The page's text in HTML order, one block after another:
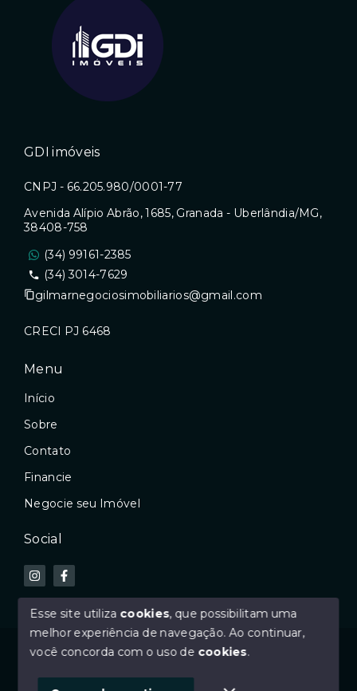
GDI imóveis
CNPJ - 66.205.980/0001-77
Avenida Alípio Abrão, 1685, Granada - Uberlândia/MG,
38408-758
(34) 99161-2385
(34) 3014-7629
gilmarnegociosimobiliarios@gmail.com
CRECI PJ 6468
Menu
Início
Sobre
Contato
Financie
Negocie seu Imóvel
Social
© Copyright 2026 - GDI imóveis - Todos os direitos
Esse site utiliza cookies, que possibilitam uma
melhor experiência de navegação.Ao continuar,
você concorda com o uso de cookies.